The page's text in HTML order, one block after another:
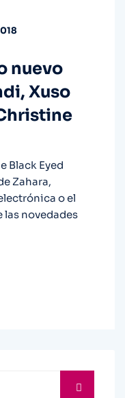
nuevo
Xuso
Black Eyed
Zahara,
o el
las novedades